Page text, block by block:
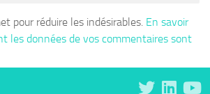
pour réduire les indésirables. En savoir
les données de vos commentaires sont